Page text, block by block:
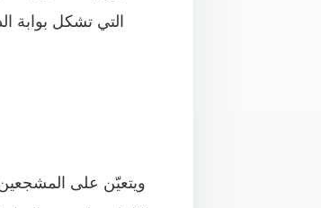
التي تشكل بوابة
ويتعيّن على